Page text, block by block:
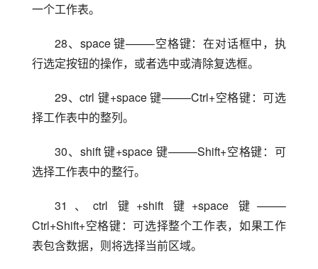
一个工作表。
28、space 键——–空格键：在对话框中，执
行选定按钮的操作，或者选中或清除复选框。
29、ctrl 键+space 键——–Ctrl+空格键：可选
择工作表中的整列。
30、shift 键+space 键——–Shift+空格键：可
选择工作表中的整行。
31、ctrl 键+shift 键+space 键——–
Ctrl+Shift+空格键：可选择整个工作表，如果工作
表包含数据，则将选择当前区域。